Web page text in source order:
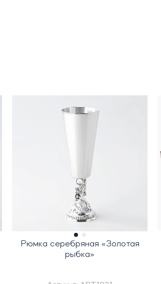
Рюмка серебряная «Золотая
рыбка»